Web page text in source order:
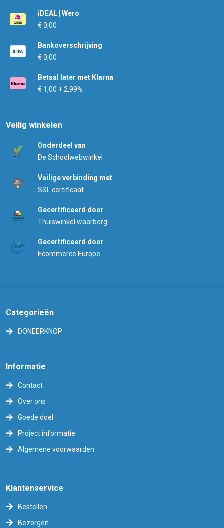
iDEAL | Wero
€ 0,00
Bankoverschrijving
€ 0,00
Betaal later met Klarna
€ 1,00 + 2,99%
Veilig winkelen
Onderdeel van
De Schoolwebwinkel
Veilige verbinding met
SSL certificaat
Gecertificeerd door
Thuiswinkel waarborg
Gecertificeerd door
Ecommerce Europe
Categorieën
DONEERKNOP
Informatie
Contact
Over ons
Goede doel
Project informatie
Algemene voorwaarden
Klantenservice
Bestellen
Bezorgen